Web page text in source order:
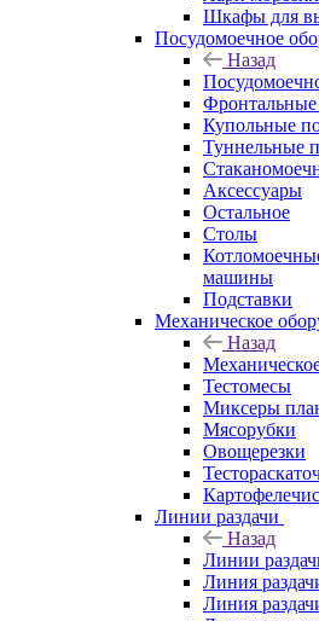
Шкафы для
Посудомоечное
Назад
Купольные
Туннельные
Аксессуары
Остальное
Столы
машины
Подставки
Механическое
Назад
Тестомесы
Миксеры
Мясорубки
Овощерезки
Линии раздачи
Назад
Линии
Линия
Линия